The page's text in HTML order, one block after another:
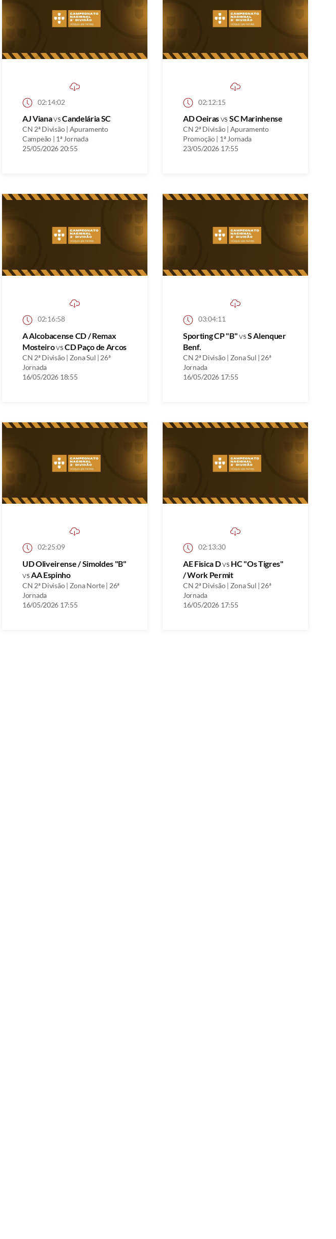
02:14:02
AJ VianavsCandelária SC
CN 2ª Divisão | Apuramento
Campeão | 1ª Jornada
25/05/2026 20:55
02:12:15
AD Oeirasvs SC Marinhense
CN 2ª Divisão | Apuramento
Promoção | 1ª Jornada
23/05/2026 17:55
02:16:58
A Alcobacense CD / Remax
MosteirovsCD Paço de Arcos
CN 2ª Divisão | Zona Sul | 26ª
Jornada
16/05/2026 18:55
03:04:11
Sporting CP "B"vsS Alenquer
Benf.
CN 2ª Divisão | Zona Sul | 26ª
Jornada
16/05/2026 17:55
02:25:09
UD Oliveirense / Simoldes "B"
vsAA Espinho
CN 2ª Divisão | Zona Norte | 26ª
Jornada
16/05/2026 17:55
02:13:30
AE Fisica Dvs HC "Os Tigres"
/ Work Permit
CN 2ª Divisão | Zona Sul | 26ª
Jornada
16/05/2026 17:55